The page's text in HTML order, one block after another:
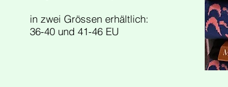
in zwei Grössen erhältlich:
36-40 und 41-46 EU